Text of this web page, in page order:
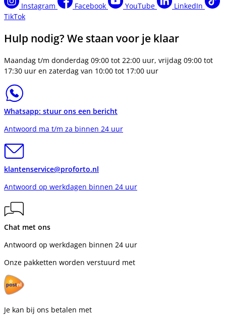
Instagram Facebook YouTube
LinkedIn
TikTok
Hulp nodig? We staan voor je klaar
Maandag t/m donderdag 09:00 tot 22:00 uur, vrijdag 09:00 tot
17:30 uur en zaterdag van 10:00 tot 17:00 uur
Whatsapp: stuur ons een bericht
Antwoord ma t/m za binnen 24 uur
klantenservice@proforto.nl
Antwoord op werkdagen binnen 24 uur
Chat met ons
Antwoord op werkdagen binnen 24 uur
Onze pakketten worden verstuurd met
Je kan bij ons betalen met